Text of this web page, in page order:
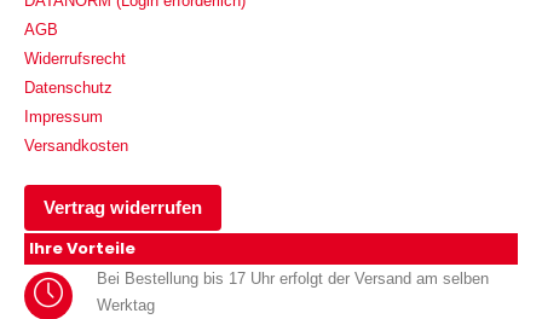
AGB
Widerrufsrecht
Datenschutz
Impressum
Versandkosten
Vertrag widerrufen
Ihre Vorteile
Bei Bestellung bis 17 Uhr erfolgt der Versand am selben
Werktag